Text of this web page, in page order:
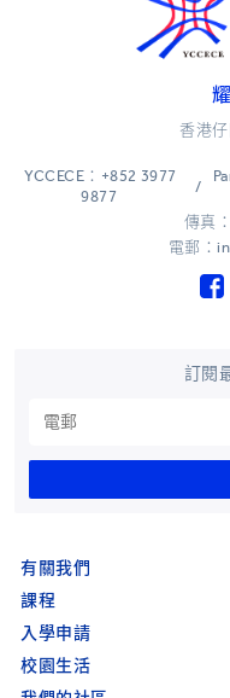
香港
YCCECE：+852 3977
9877
/
傳真
電郵：
訂閱
有關我們
課程
入學申請
校園生活